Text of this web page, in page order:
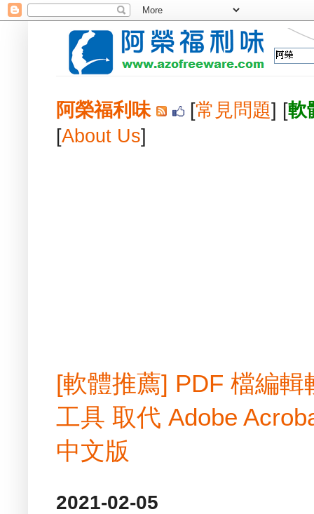
阿榮福利味 [常見問題] [軟
[About Us]
[軟體推薦] PDF 檔編
工具 取代 Adobe
中文版
2021-02-05